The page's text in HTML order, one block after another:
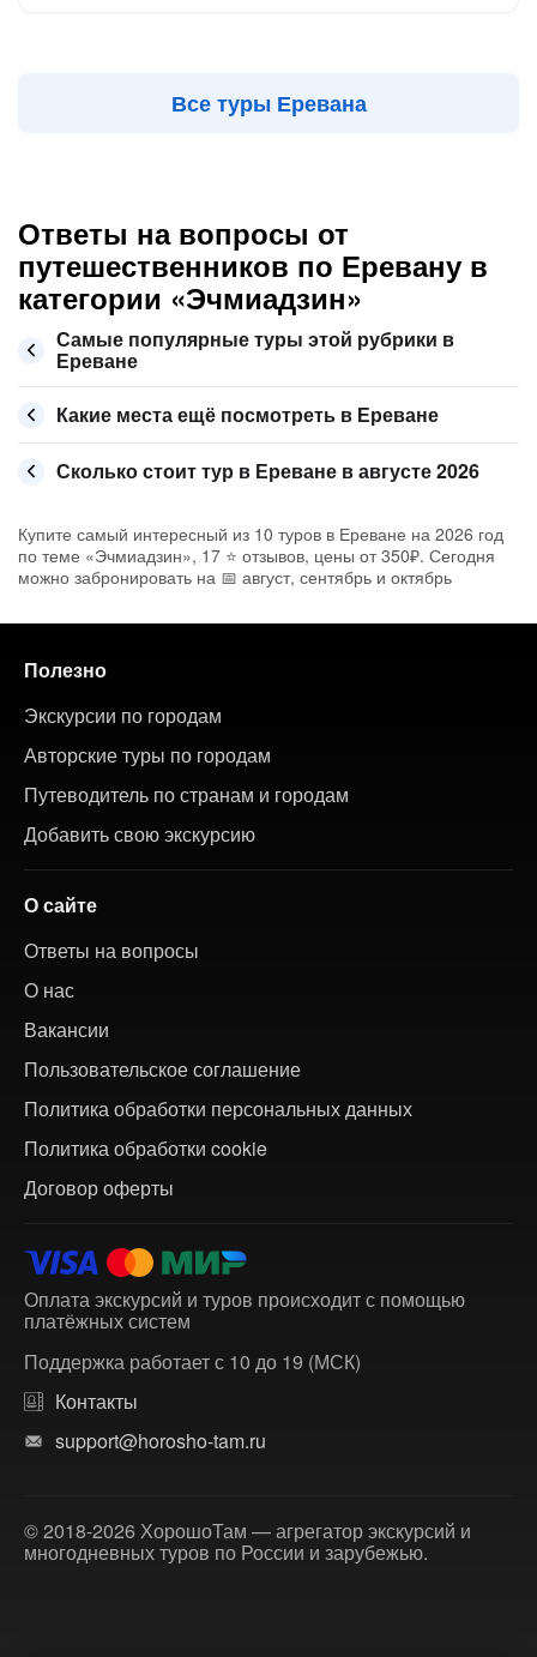
Все туры Еревана
Ответы на вопросы от
путешественников по Еревану в
категории «Эчмиадзин»
Самые популярные туры этой рубрики в
Ереване
Какие места ещё посмотреть в Ереване
Сколько стоит тур в Ереване в августе 2026
Купите самый интересный из 10 туров в Ереване на 2026 год
по теме «Эчмиадзин», 17 ⭐ отзывов, цены от 350₽. Сегодня
можно забронировать на 📅 август, сентябрь и октябрь
Полезно
Экскурсии по городам
Авторские туры по городам
Путеводитель по странам и городам
Добавить свою экскурсию
О сайте
Ответы на вопросы
О нас
Вакансии
Пользовательское соглашение
Политика обработки персональных данных
Политика обработки cookie
Договор оферты
Оплата экскурсий и туров происходит с помощью
платёжных систем
Поддержка работает с 10 до 19 (МСК)
Контакты
support@horosho-tam.ru
© 2018-2026 ХорошоТам — агрегатор экскурсий и
многодневных туров по России и зарубежью.